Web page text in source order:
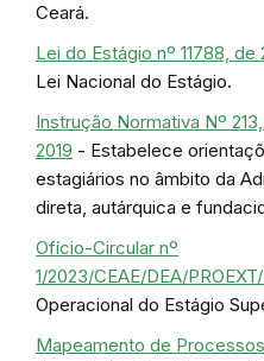
Ceará.
Lei do Estágio nº 11788,
Lei Nacional do Estágio.
Instrução Normativa Nº
2019 - Estabelece
estagiários no âmbito da
direta, autárquica e
Ofício-Circular nº
1/2023/CEAE/DEA/
Operacional do Estágio
Mapeamento de Processos